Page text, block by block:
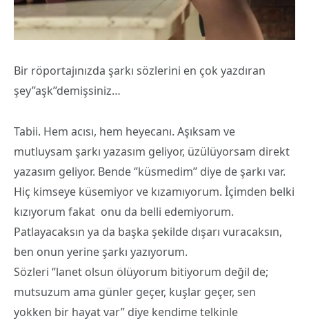
Bir röportajınızda şarkı sözlerini en çok yazdıran
şey’’aşk’’demişsiniz…
Tabii. Hem acısı, hem heyecanı. Aşıksam ve
mutluysam şarkı yazasım geliyor, üzülüyorsam direkt
yazasım geliyor. Bende ‘’küsmedim’’ diye de şarkı var.
Hiç kimseye küsemiyor ve kızamıyorum. İçimden belki
kızıyorum fakat onu da belli edemiyorum.
Patlayacaksın ya da başka şekilde dışarı vuracaksın,
ben onun yerine şarkı yazıyorum.
Sözleri ‘’lanet olsun ölüyorum bitiyorum değil de;
mutsuzum ama günler geçer, kuşlar geçer, sen
yokken bir hayat var” diye kendime telkinle